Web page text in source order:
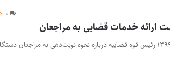
۰
ارائه خدمات قضایی به مراجعان
مصوبه شماره ۹۰۰۰/۱۰۹۳۳۱/۱۰۰ مورخ ۱۳۹۹/۶/۱۸ رئیس قوه قضاییه درباره نحوه نوبت‌دهی به مراجعان